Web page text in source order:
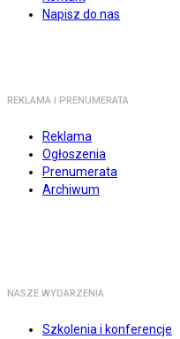
Napisz do nas
REKLAMA I PRENUMERATA
Reklama
Ogłoszenia
Prenumerata
Archiwum
NASZE WYDARZENIA
Szkolenia i konferencje